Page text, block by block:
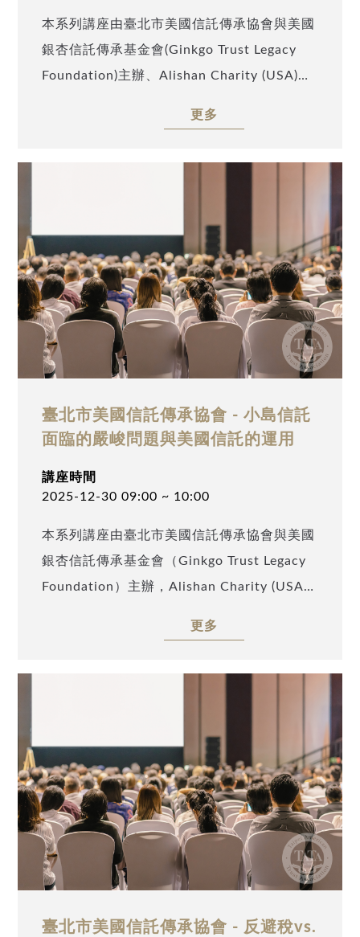
心G3） 地址：407臺中市西屯區文心路二段
107號4樓 • 4/23 高雄（高雄金融科技創新園
區，多功能活動空間） 地址：806高雄市前鎮
區復興四路1號宏泰高雄新創大樓2樓 • 4/24
新竹（集思竹科中心，牛頓廳） 地址：300新
14:00 專題演講「臺灣CFC合規申報與資產配
置的完美策略」 14:30 ~ 15:00 專題演講「AI
查稅機制下，美籍稅務居民未完整申報有解，
Streamline程序案例剖析」 15:00 ~ 15:30 專
題演講「美國信託架構解決傳承困擾，資產完
美傳承後代」 15:30 ~ 15:40 中場休息 15:40
美兩地納稅問題，並創造稅源」 16:10 ~
16:40 專題演講「如何運用國籍&稅籍身分轉
本系列講座由臺北市美國信託傳承協會與美國
銀杏信託傳承基金會(Ginkgo Trust Legacy
Foundation)主辦、Alishan Charity (USA)及
團助理副總裁、美國註冊稅務師李博容
演的關鍵角色，並說明設立時涉及之合約架構
與相關稅務處理重點。
更多
臺北市美國信託傳承協會 - 小島信託
面臨的嚴峻問題與美國信託的運用
講座時間
2025-12-30 09:00 ~ 10:00
本系列講座由臺北市美國信託傳承協會與美國
銀杏信託傳承基金會（Ginkgo Trust Legacy
Foundation）主辦，Alishan Charity (USA)
資會計師集團助理副總裁、美國律師許登淵，
信託於現行國際稅務架構中所展現的制度優勢
與實務運用空間，誠摯邀請業界先進與高資產
人士踴躍參與。
更多
臺北市美國信託傳承協會 - 反避稅vs.